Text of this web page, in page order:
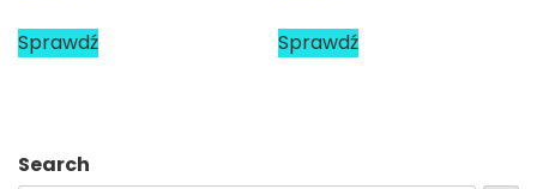
Sprawdź Sprawdź
Search